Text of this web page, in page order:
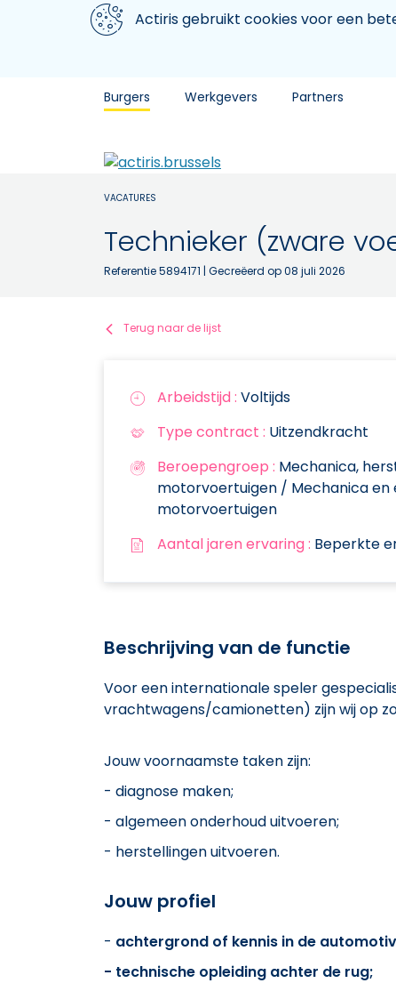
Aller au contenu principal
We gebruiken cookiesActiris gebruikt cookies voor een
Burgers Werkgevers Partners
VACATURES
Technieker (zware
Referentie 5894171 | Gecreëerd op 08 juli 2026
Terug naar de lijst
Arbeidstijd : Voltijds
Type contract : Uitzendkracht
Beroepengroep : Mechanica,
motorvoertuigen / Mechanica
motorvoertuigen
Aantal jaren ervaring : Beperkte
Beschrijving van de functie
Voor een internationale speler
vrachtwagens/camionetten) zijn wij op
Jouw voornaamste taken zijn:
- diagnose maken;
- algemeen onderhoud uitvoeren;
- herstellingen uitvoeren.
Jouw profiel
- achtergrond of kennis in de
- technische opleiding achter de rug;